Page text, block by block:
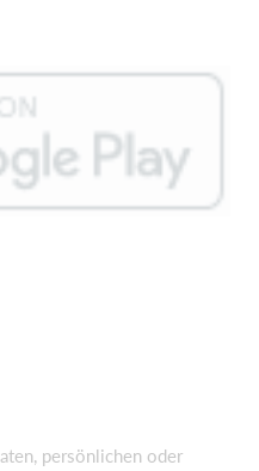
persönlichen oder